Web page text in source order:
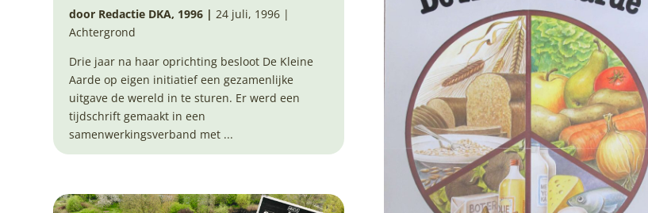
door Redactie DKA, 1996 | 24 juli, 1996 |
Achtergrond
Drie jaar na haar oprichting besloot De Kleine
Aarde op eigen initiatief een gezamenlijke
uitgave de wereld in te sturen. Er werd een
tijdschrift gemaakt in een
samenwerkingsverband met ...